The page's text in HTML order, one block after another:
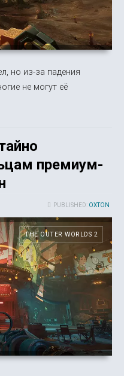
но из-за падения
не могут её
премиум-
PUBLISHED: OXTON
THE OUTER WORLDS 2